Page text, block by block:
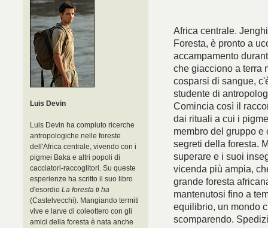
Luis Devin
Luis Devin ha compiuto ricerche
antropologiche nelle foreste
dell'Africa centrale, vivendo con i
pigmei Baka e altri popoli di
cacciatori-raccoglitori. Su queste
esperienze ha scritto il suo libro
d'esordio La foresta ti ha
(Castelvecchi). Mangiando termiti
vive e larve di coleottero con gli
amici della foresta è nata anche
Africa centrale.
Foresta, è pronto a
accampamento
che giacciono a terra
cosparsi di sangue,
studente di
Comincia così il
dai rituali a cui i
membro del gruppo
segreti della foresta.
superare e i suoi
vicenda più ampia,
grande foresta
mantenutosi fino a
equilibrio, un mondo
scomparendo.